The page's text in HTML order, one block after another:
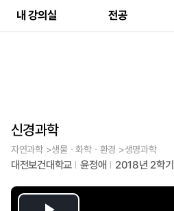
내 강의실 전공
신경과학
자연과학 >생물ㆍ화학ㆍ환경 >생명과학
대전보건대학교 윤정애 2018년 2학기